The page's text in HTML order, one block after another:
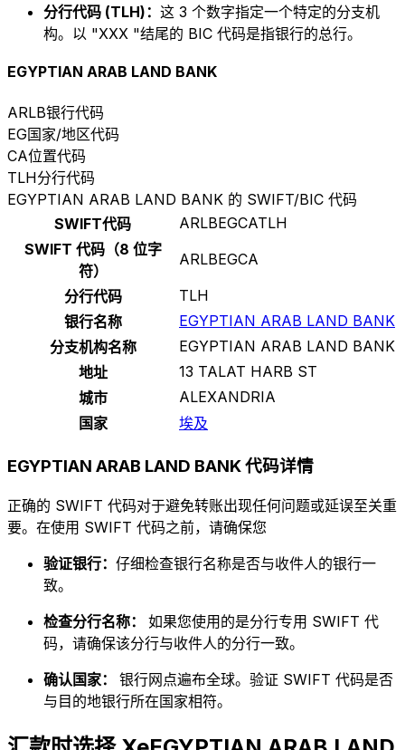
分行代码 (TLH)： 这 3 个数字指定一个特定的分支机
构。以 "XXX "结尾的 BIC 代码是指银行的总行。
EGYPTIAN ARAB LAND BANK
ARLB银行代码
EG国家/地区代码
CA位置代码
TLH分行代码
EGYPTIAN ARAB LAND BANK 的 SWIFT/BIC 代码
SWIFT代码
ARLBEGCATLH
SWIFT 代码（8 位字
符）
ARLBEGCA
分行代码
TLH
银行名称
EGYPTIAN ARAB LAND BANK
分支机构名称
EGYPTIAN ARAB LAND BANK
地址
13 TALAT HARB ST
城市
ALEXANDRIA
国家
埃及
EGYPTIAN ARAB LAND BANK 代码详情
正确的 SWIFT 代码对于避免转账出现任何问题或延误至关重
要。在使用 SWIFT 代码之前，请确保您
验证银行： 仔细检查银行名称是否与收件人的银行一
致。
检查分行名称： 如果您使用的是分行专用 SWIFT 代
码，请确保该分行与收件人的分行一致。
确认国家： 银行网点遍布全球。验证 SWIFT 代码是否
与目的地银行所在国家相符。